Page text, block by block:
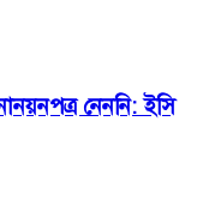
নেননি: ইসি